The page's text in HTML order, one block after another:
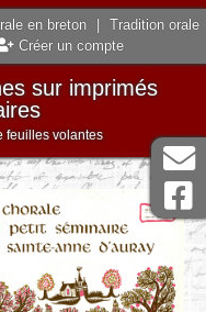
en breton
Tradition orale
Créer un compte
sur imprimés
feuilles volantes